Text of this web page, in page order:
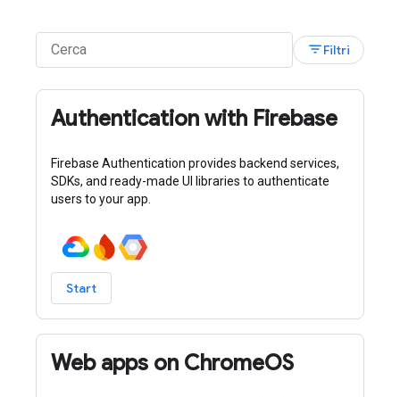
filter_listFiltri
Authentication with Firebase
Firebase Authentication provides backend services,
SDKs, and ready-made UI libraries to authenticate
users to your app.
Start
Web apps on ChromeOS